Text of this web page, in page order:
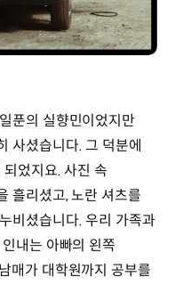
푼의 실향민이었지만
사셨습니다. 그 덕분에
었지요. 사진 속
흘리셨고, 노란 셔츠를
비셨습니다. 우리 가족과
내는 아빠의 왼쪽
매가 대학원까지 공부를